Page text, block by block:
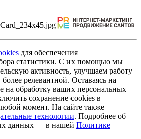
для обеспечения
статистики. С их помощью мы
активность, улучшаем работу
релевантной. Оставаясь на
на обработку ваших персональных
сохранение cookies в
момент. На сайте также
технологии. Подробнее об
данных — в нашей Политике